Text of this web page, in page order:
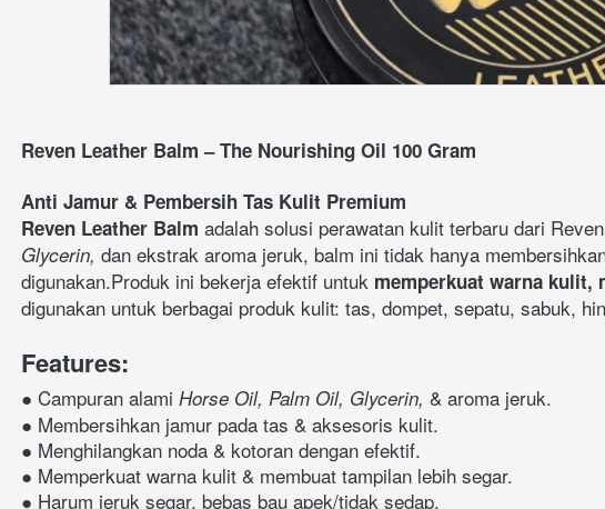
Reven Leather Balm – The Nourishing Oil 100 Gram
Anti Jamur & Pembersih Tas Kulit Premium
Reven Leather Balm adalah solusi perawatan kulit terbaru dari
Glycerin, dan ekstrak aroma jeruk, balm ini tidak hanya
digunakan.Produk ini bekerja efektif untuk memperkuat warna kulit,
digunakan untuk berbagai produk kulit: tas, dompet, sepatu, sabuk,
Features:
● Campuran alami Horse Oil, Palm Oil, Glycerin, & aroma jeruk.
● Membersihkan jamur pada tas & aksesoris kulit.
● Menghilangkan noda & kotoran dengan efektif.
● Memperkuat warna kulit & membuat tampilan lebih segar.
● Harum jeruk segar, bebas bau apek/tidak sedap.